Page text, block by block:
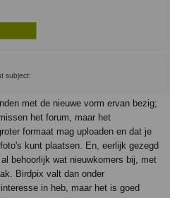
subject:
met de nieuwe vorm ervan bezig;
het forum, maar het
formaat mag uploaden en dat je
kunt plaatsen. En, eerlijk gezegd
behoorlijk wat nieuwkomers bij, met
Birdpix valt dan onder
in heb, maar het is goed